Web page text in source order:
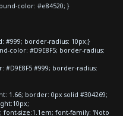
color: #e84520; }
#999; border-radius: 10px;}
color: #D9E8F5; border-radius:
#999; border-radius:
1.66; border: 0px solid #304269;
size:1.1em; font-family: 'Noto